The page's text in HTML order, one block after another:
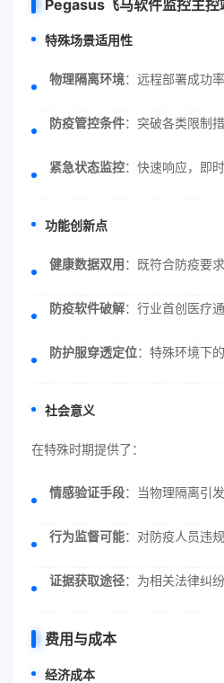
Pegasus飞马软件监控主控
特殊场景适用性
物理隔离环境：远程部署成功
防疫管控条件：突破各类限制
紧急状态监控：快速响应，即
功能创新点
健康数据双用：既符合防疫要
防疫软件破解：行业首创医疗
防护服穿透定位：特殊环境下
社会意义
在特殊时期提供了：
情感验证手段：当物理隔离引
行为监督可能：对防疫人员违
证据获取途径：为相关法律纠
费用与成本
经济成本